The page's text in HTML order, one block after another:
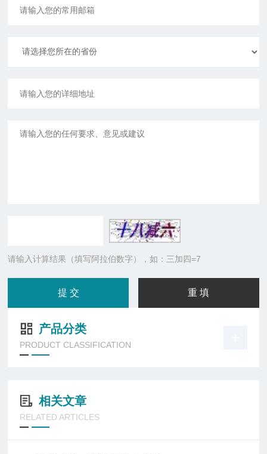
请输入计算结果（填写阿拉伯数字），如：三加四=7
产品分类
PRODUCT CLASSIFICATION
相关文章
RELATED ARTICLES